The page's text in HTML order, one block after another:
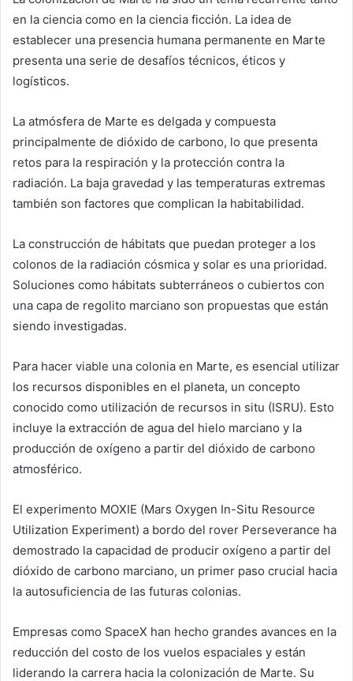
en la ciencia como en la ciencia ficción. La idea de
establecer una presencia humana permanente en Marte
presenta una serie de desafíos técnicos, éticos y
logísticos.
La atmósfera de Marte es delgada y compuesta
principalmente de dióxido de carbono, lo que presenta
retos para la respiración y la protección contra la
radiación. La baja gravedad y las temperaturas extremas
también son factores que complican la habitabilidad.
La construcción de hábitats que puedan proteger a los
colonos de la radiación cósmica y solar es una prioridad.
Soluciones como hábitats subterráneos o cubiertos con
una capa de regolito marciano son propuestas que están
siendo investigadas.
Para hacer viable una colonia en Marte, es esencial utilizar
los recursos disponibles en el planeta, un concepto
conocido como utilización de recursos in situ (ISRU). Esto
incluye la extracción de agua del hielo marciano y la
producción de oxígeno a partir del dióxido de carbono
atmosférico.
El experimento MOXIE (Mars Oxygen In-Situ Resource
Utilization Experiment) a bordo del rover Perseverance ha
demostrado la capacidad de producir oxígeno a partir del
dióxido de carbono marciano, un primer paso crucial hacia
la autosuficiencia de las futuras colonias.
Empresas como SpaceX han hecho grandes avances en la
reducción del costo de los vuelos espaciales y están
liderando la carrera hacia la colonización de Marte. Su